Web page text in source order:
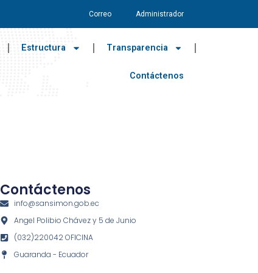
Correo Administrador
Estructura Transparencia
Contáctenos
Contáctenos
info@sansimon.gob.ec
Angel Polibio Chávez y 5 de Junio
(032)220042 OFICINA
Guaranda - Ecuador